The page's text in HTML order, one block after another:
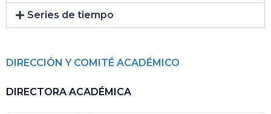
Series de tiempo
DIRECCIÓN Y COMITÉ ACADÉMICO
DIRECTORA ACADÉMICA